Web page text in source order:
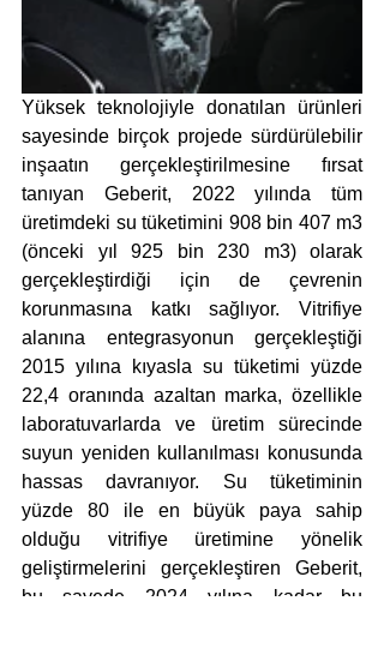
Yüksek teknolojiyle donatılan ürünleri
sayesinde birçok projede sürdürülebilir
inşaatın gerçekleştirilmesine fırsat
tanıyan Geberit, 2022 yılında tüm
üretimdeki su tüketimini 908 bin 407 m3
(önceki yıl 925 bin 230 m3) olarak
gerçekleştirdiği için de çevrenin
korunmasına katkı sağlıyor. Vitrifiye
alanına entegrasyonun gerçekleştiği
2015 yılına kıyasla su tüketimi yüzde
22,4 oranında azaltan marka, özellikle
laboratuvarlarda ve üretim sürecinde
suyun yeniden kullanılması konusunda
hassas davranıyor. Su tüketiminin
yüzde 80 ile en büyük paya sahip
olduğu vitrifiye üretimine yönelik
geliştirmelerini gerçekleştiren Geberit,
bu sayede 2024 yılına kadar bu